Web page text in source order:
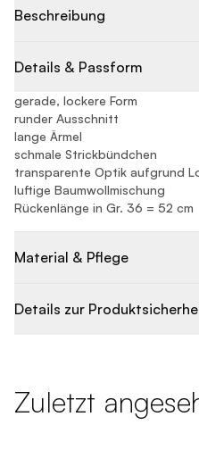
Beschreibung
Details & Passform
gerade, lockere Form
runder Ausschnitt
lange Ärmel
schmale Strickbündchen
transparente Optik aufgrund
luftige Baumwollmischung
Rückenlänge in Gr. 36 = 52 cm
Material & Pflege
Details zur
Zuletzt